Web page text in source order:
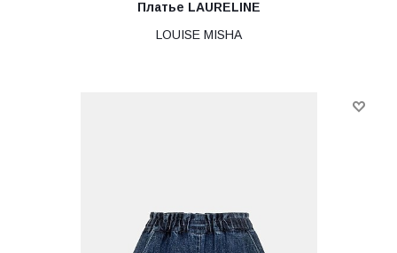
Платье LAURELINE
LOUISE MISHA